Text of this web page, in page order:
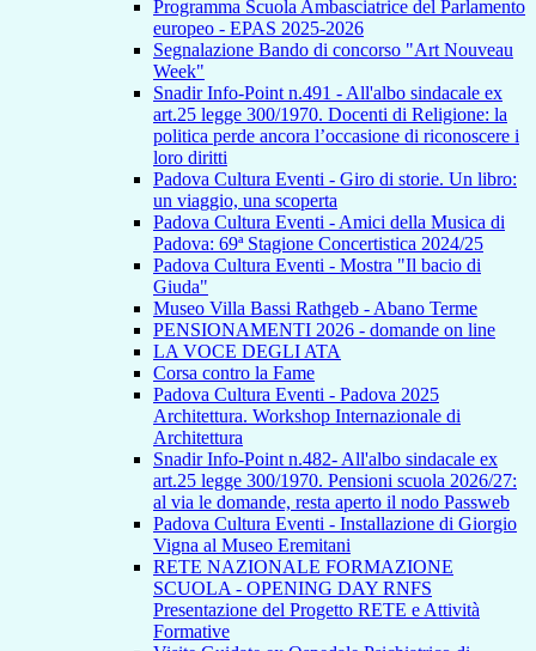
Programma Scuola Ambasciatrice del Parlamento
europeo - EPAS 2025-2026
Segnalazione Bando di concorso "Art Nouveau
Week"
Snadir Info-Point n.491 - All'albo sindacale ex
art.25 legge 300/1970. Docenti di Religione: la
politica perde ancora l’occasione di riconoscere i
loro diritti
Padova Cultura Eventi - Giro di storie. Un libro:
un viaggio, una scoperta
Padova Cultura Eventi - Amici della Musica di
Padova: 69ª Stagione Concertistica 2024/25
Padova Cultura Eventi - Mostra "Il bacio di
Giuda"
Museo Villa Bassi Rathgeb - Abano Terme
PENSIONAMENTI 2026 - domande on line
LA VOCE DEGLI ATA
Corsa contro la Fame
Padova Cultura Eventi - Padova 2025
Architettura. Workshop Internazionale di
Architettura
Snadir Info-Point n.482- All'albo sindacale ex
art.25 legge 300/1970. Pensioni scuola 2026/27:
al via le domande, resta aperto il nodo Passweb
Padova Cultura Eventi - Installazione di Giorgio
Vigna al Museo Eremitani
RETE NAZIONALE FORMAZIONE
SCUOLA - OPENING DAY RNFS
Presentazione del Progetto RETE e Attività
Formative